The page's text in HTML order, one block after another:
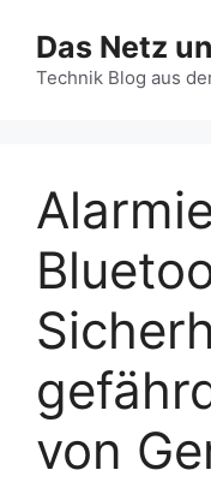
Inhalt
springen
Das Netz
Technik Blog aus
von